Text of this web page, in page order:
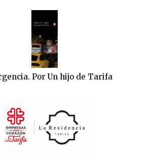
Por Un hijo de Tarifa